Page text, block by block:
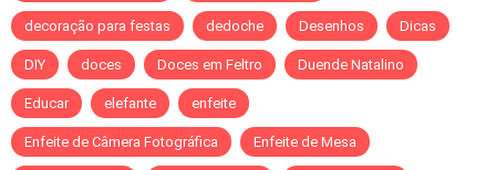
decoração para festas dedoche Desenhos Dicas
DIY doces Doces em Feltro Duende Natalino
Educar elefante enfeite
Enfeite de Câmera Fotográfica Enfeite de Mesa